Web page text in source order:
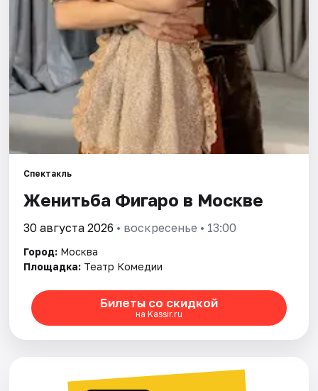
Рейтинги
Спектакль
Женитьба Фигаро в Москве
30 августа 2026 • воскресенье • 13:00
Город: Москва
Площадка: Театр Комедии
Билеты со скидкой
на Kassir.ru